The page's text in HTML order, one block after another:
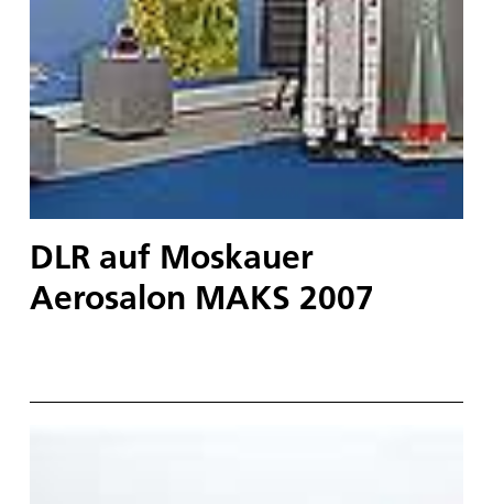
DLR auf Moskauer
Aerosalon MAKS 2007